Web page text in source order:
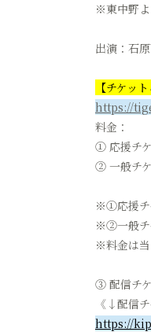
※東中野
出演：石
【チケッ
https://
料金：
① 応援チ
② 一般チ
※①応援チ
※②一般チ
※料金は当
③ 配信チ
《↓配信
https://